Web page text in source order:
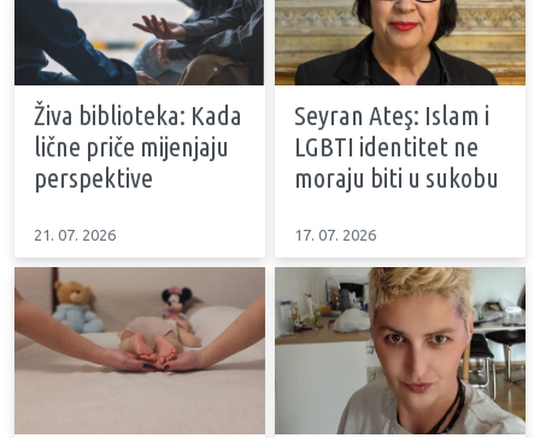
Živa biblioteka: Kada
lične priče mijenjaju
perspektive
21. 07. 2026
Seyran Ateş: Islam i
LGBTI identitet ne
moraju biti u sukobu
17. 07. 2026